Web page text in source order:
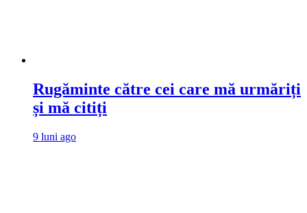
Rugăminte către cei care mă urmăriți
și mă citiți
9 luni ago